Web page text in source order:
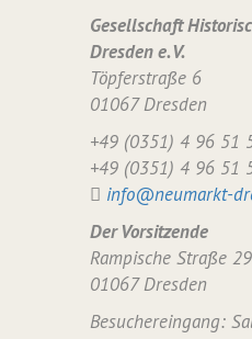
Gesellschaft
Dresden e. V.
Töpferstraße 6
01067 Dresden
+49 (0351) 4 96 51
+49 (0351) 4 96 51
info@neumarkt-
Der Vorsitzende
Rampische Straße 29
01067 Dresden
Besuchereingang: